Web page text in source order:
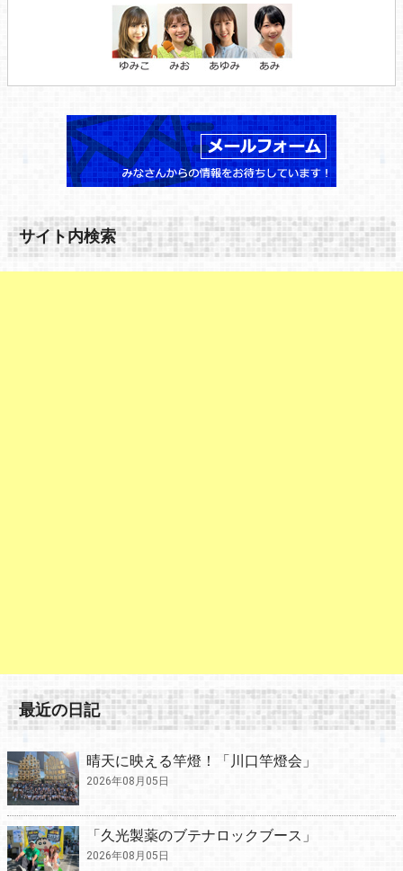
サイト内検索
最近の日記
晴天に映える竿燈！「川口竿燈会」
2026年08月05日
「久光製薬のブテナロックブース」
2026年08月05日